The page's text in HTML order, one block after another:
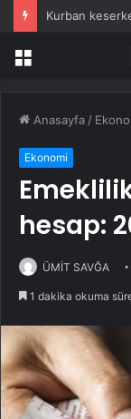
Kurban
Menü
Anasayfa /
Ekonomi
hesap:
ÜMİT SAVĞA
1 dakika okuma